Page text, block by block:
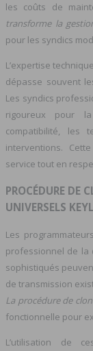
les coûts de
transforme la
pour les syndics
L’expertise
dépasse souvent
Les syndics
rigoureux pour
compatibilité, les
interventions.
service tout en
PROCÉDURE DE
UNIVERSELS
Les
professionnel de la
sophistiqués
de transmission
La procédure de
fonctionnelle pour
L’utilisation de